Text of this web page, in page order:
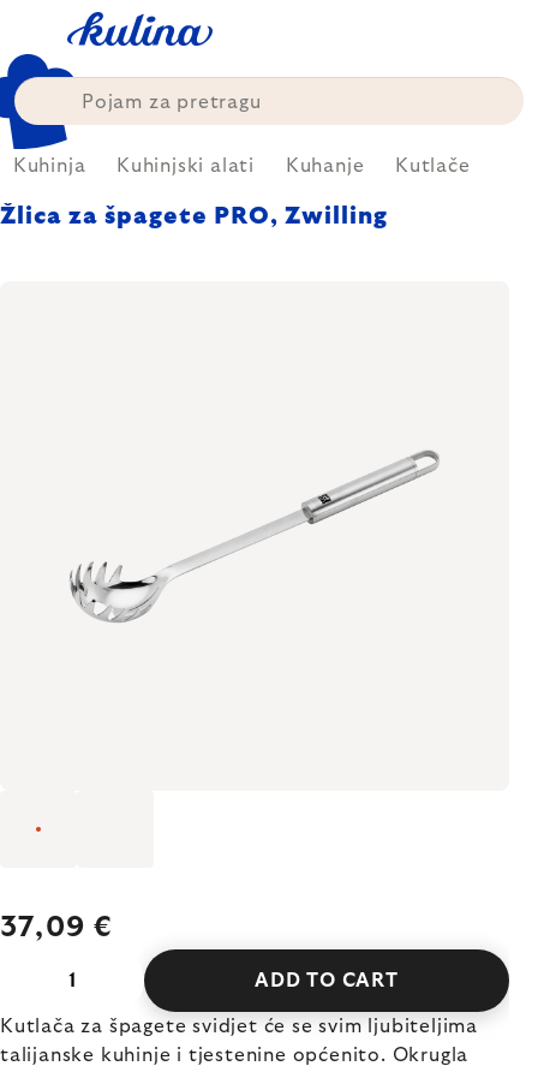
content
Kuhinja Kuhinjski alati Kuhanje Kutlače
Žlica za špagete PRO, Zwilling
37,09 €
ADD TO CART
Kutlača za špagete svidjet će se svim ljubiteljima
talijanske kuhinje i tjestenine općenito. Okrugla